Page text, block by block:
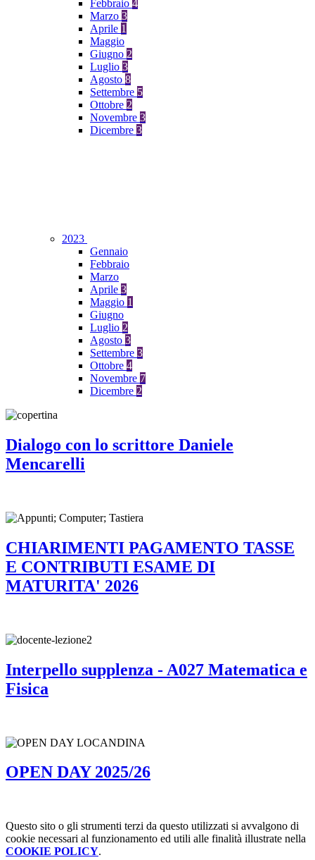
Febbraio 4
Marzo 3
Aprile 1
Maggio
Giugno 2
Luglio 3
Agosto 8
Settembre 5
Ottobre 2
Novembre 3
Dicembre 3
2023
Gennaio
Febbraio
Marzo
Aprile 3
Maggio 1
Giugno
Luglio 2
Agosto 3
Settembre 3
Ottobre 4
Novembre 7
Dicembre 2
Dialogo con lo scrittore Daniele
Mencarelli
CHIARIMENTI PAGAMENTO TASSE
E CONTRIBUTI ESAME DI
MATURITA' 2026
Interpello supplenza - A027 Matematica e
Fisica
OPEN DAY 2025/26
Questo sito o gli strumenti terzi da questo utilizzati si avvalgono di
cookie necessari al funzionamento ed utili alle finalità illustrate nella
COOKIE POLICY.